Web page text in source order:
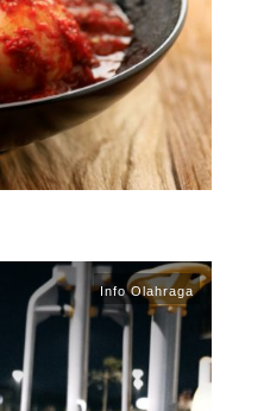
Info Olahraga